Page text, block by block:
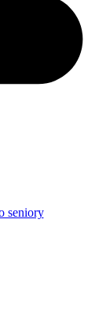
seniory